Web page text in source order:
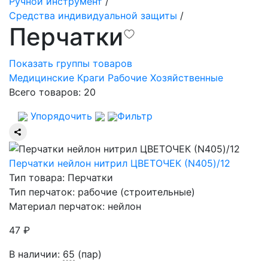
Средства индивидуальной защиты /
Перчатки
Показать группы товаров
Медицинские Краги Рабочие Хозяйственные
Всего товаров: 20
Упорядочить
Фильтр
Перчатки нейлон нитрил ЦВЕТОЧЕК (N405)/12
Тип товара: Перчатки
Тип перчаток: рабочие (строительные)
Материал перчаток: нейлон
47 ₽
В наличии: 65 (пар)